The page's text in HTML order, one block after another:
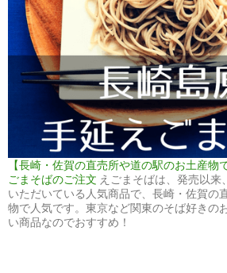
【長崎・佐賀の直売所や道の駅のお土産物
ごまそばのご注文 えごまそばは、発売以
いただいている人気商品で、長崎・佐賀の
物で人気です。東京など関東のそば好きの
い商品なのでおすすめ！